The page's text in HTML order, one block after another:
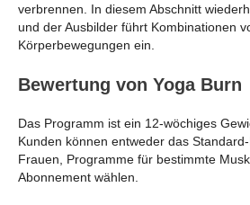
verbrennen. In diesem Abschnitt
und der Ausbilder führt Kombinationen
Körperbewegungen ein.
Bewertung von Yoga Burn
Das Programm ist ein 12-wöchiges
Kunden können entweder das
Frauen, Programme für bestimmte
Abonnement wählen.